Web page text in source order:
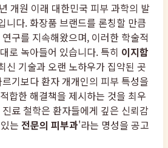
개원 이래 대한민국 피부 과학의 발
니다. 화장품 브랜드를 론칭할 만큼
구를 지속해왔으며, 이러한 학술적
로 녹아들어 있습니다. 특히 이지함
신 기술과 오랜 노하우가 집약된 곳
기보다 환자 개개인의 피부 특성을
합한 해결책을 제시하는 것을 최우
료 철학은 환자들에게 깊은 신뢰감
는 전문의 피부과'라는 명성을 공고